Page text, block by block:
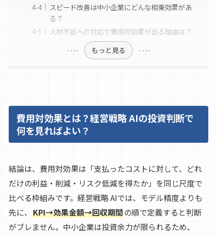
スピード改善は中小企業にどんな相乗効果があ
る？
人材不足への対応で費用対効果が出る理由は？
もっと見る
費用対効果とは？経営戦略 AIの投資判断で
何を見ればよい？
結論は、費用対効果は「支払ったコストに対して、どれ
だけの利益・削減・リスク低減を得たか」を同じ尺度で
比べる枠組みです。経営戦略 AIでは、モデル精度よりも
先に、 KPI→効果金額→回収期間の順で定義すると判断
がブレません。中小企業は投資余力が限られるため、